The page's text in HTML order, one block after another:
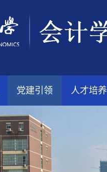
党建引领 人才培养